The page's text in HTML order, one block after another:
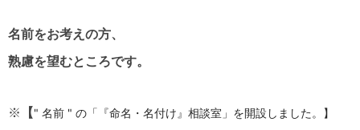
名前をお考えの方、
熟慮を望むところです。
※ 【" 名前 " の「『命名・名付け』相談室」を開設しました。】